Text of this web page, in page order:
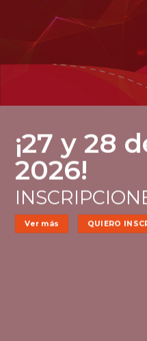
¡27 y 28
2026!
Ver más QUIERO